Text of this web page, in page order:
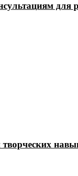
для